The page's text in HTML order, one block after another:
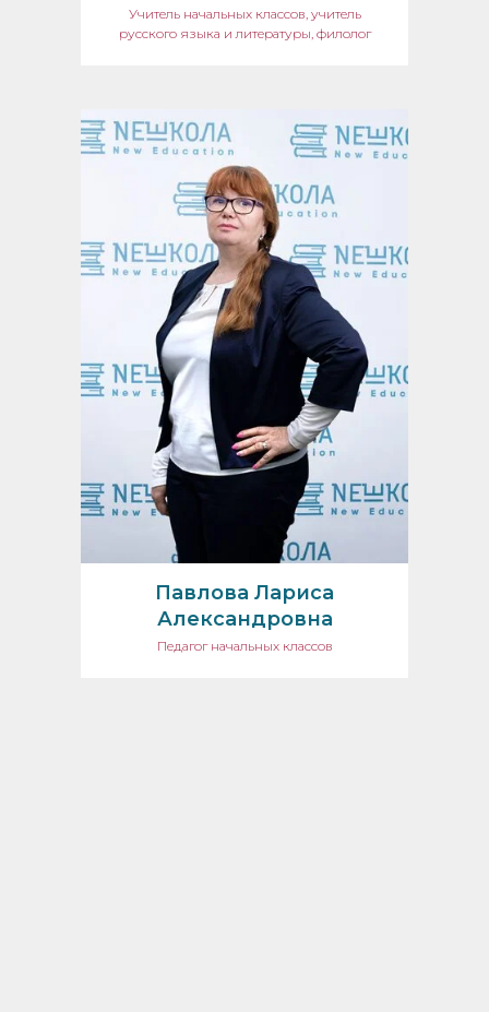
Учитель начальных классов, учитель
русского языка и литературы, филолог
Павлова Лариса
Александровна
Педагог начальных классов